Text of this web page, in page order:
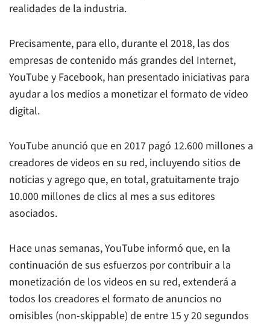
realidades de la industria.
Precisamente, para ello, durante el 2018, las dos
empresas de contenido más grandes del Internet,
YouTube y Facebook, han presentado iniciativas para
ayudar a los medios a monetizar el formato de video
digital.
YouTube anunció que en 2017 pagó 12.600 millones a
creadores de videos en su red, incluyendo sitios de
noticias y agrego que, en total, gratuitamente trajo
10.000 millones de clics al mes a sus editores
asociados.
Hace unas semanas, YouTube informó que, en la
continuación de sus esfuerzos por contribuir a la
monetización de los videos en su red, extenderá a
todos los creadores el formato de anuncios no
omisibles (non-skippable) de entre 15 y 20 segundos